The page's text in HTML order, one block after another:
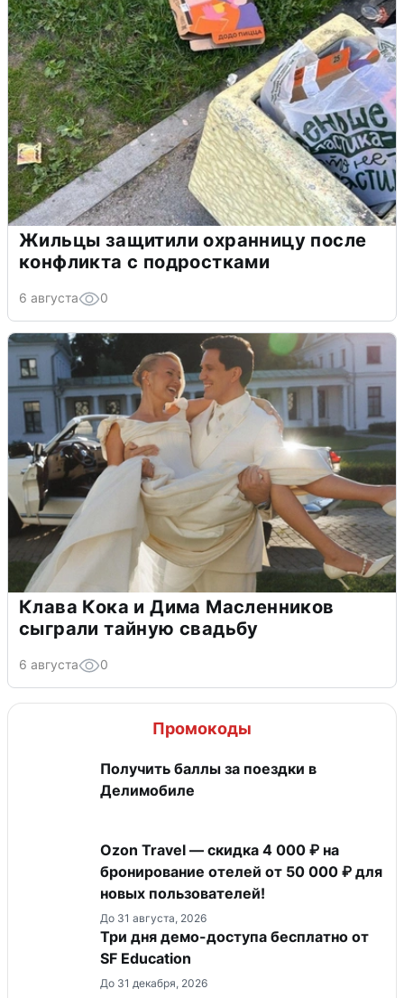
Жильцы защитили охранницу после
конфликта с подростками
6 августа 0
Клава Кока и Дима Масленников
сыграли тайную свадьбу
6 августа 0
Промокоды
Получить баллы за поездки в
Делимобиле
Ozon Travel — скидка 4 000 ₽ на
бронирование отелей от 50 000 ₽ для
новых пользователей!
До 31 августа, 2026
Три дня демо-доступа бесплатно от
SF Education
До 31 декабря, 2026